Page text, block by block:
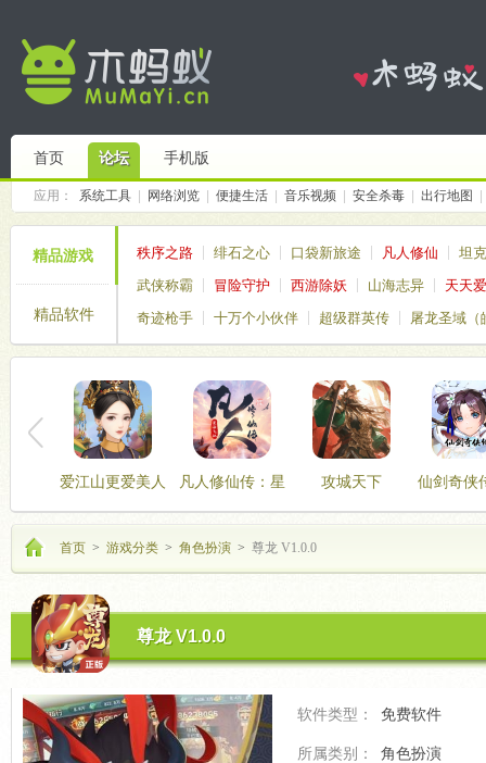
首页 论坛 手机版
应用： 系统工具 网络浏览 便捷生活 音乐视频 安全杀毒 出行地图
精品游戏
精品软件
秩序之路 绯石之心 口袋新旅途 凡人修仙
坦
武侠称霸
冒险守护 西游除妖 山海志异
天天
奇迹枪手
十万个小伙伴 超级群英传
屠龙圣域（
仙境传说破晓
塔塔帝国
爱江山更爱美人
凡人修仙传：星
攻城天下
仙剑奇侠
首页 > 游戏分类 > 角色扮演 > 尊龙 V1.0.0
尊龙 V1.0.0
软件类型： 免费软件
所属类别： 角色扮演